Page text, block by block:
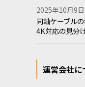
2025年10月9日
同軸ケーブル
4K対応の見分
運営会社に